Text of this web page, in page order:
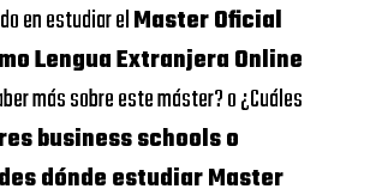
en estudiar elMaster Oficial
Lengua Extranjera Online
más sobre este máster? o ¿Cuáles
business schools o
dónde estudiar Master